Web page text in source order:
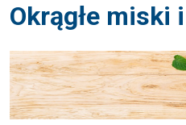
Okrągłe miski